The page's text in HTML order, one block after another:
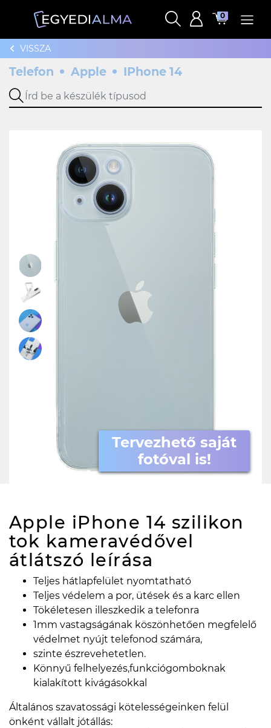
0
VISSZA
Telefon Apple IPhone 14
Tervezhető saját
fotóval is!
Apple iPhone 14 szilikon
tok kameravédővel
átlátszó leírása
Teljes hátlapfelület nyomtatható
Teljes védelem a por, ütések és a karc ellen
Tökéletesen illeszkedik a telefonra
1mm vastagságának köszönhetően megfelelő
védelmet nyújt telefonod számára,
szinte észrevehetetlen.
Könnyű felhelyezés,funkciógomboknak
kialakított kivágásokkal
Általános szavatossági kötelességeinken felül
önként vállalt jótállás: